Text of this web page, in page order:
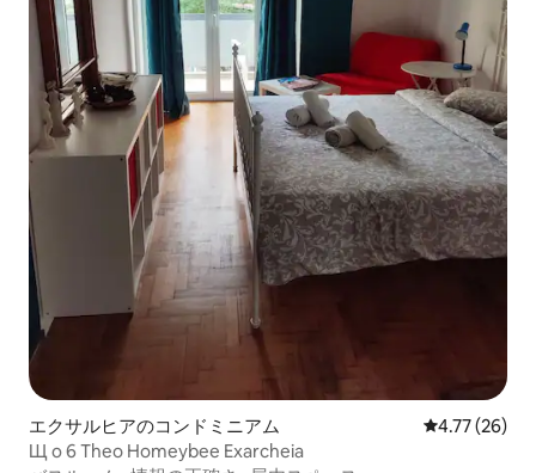
エクサルヒアのコンドミニアム レビュー26
4.77 (26)
Щ ο 6 Theo Homeybee Exarcheia